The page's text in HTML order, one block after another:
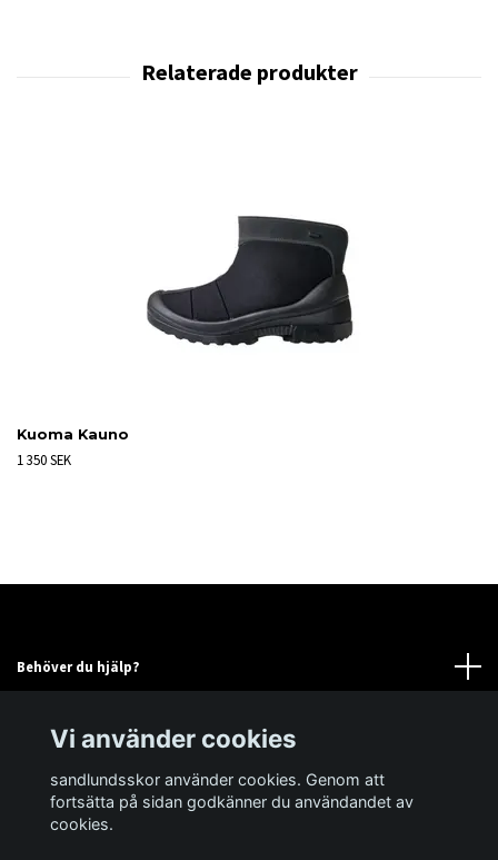
Kuoma Kauno
1 350 SEK
Behöver du hjälp?
Läs mer
Sociala medier
Vi använder cookies
sandlundsskor använder cookies. Genom att
fortsätta på sidan godkänner du användandet av
cookies.